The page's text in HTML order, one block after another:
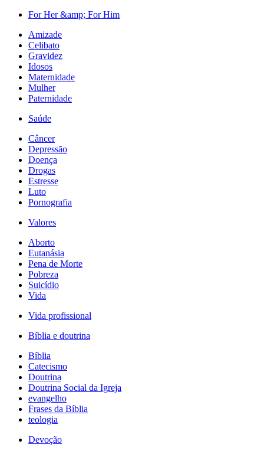
For Her &amp; For Him
Amizade
Celibato
Gravidez
Idosos
Maternidade
Mulher
Paternidade
Saúde
Câncer
Depressão
Doença
Drogas
Estresse
Luto
Pornografia
Valores
Aborto
Eutanásia
Pena de Morte
Pobreza
Suicídio
Vida
Vida profissional
Bíblia e doutrina
Bíblia
Catecismo
Doutrina
Doutrina Social da Igreja
evangelho
Frases da Bíblia
teologia
Devoção